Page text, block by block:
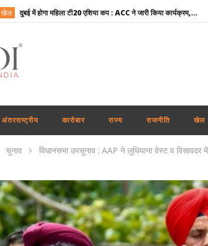
खेल दुबई में होगा महिला टी20 एशिया कप : ACC ने जारी किया कार्यक्रम, 5 सितम्बर को भारत-पाक की टक्कर
राजनीति
उत्तरप्रदेश
राष्ट्रीय अभिजीत दिपके ने लॉन्च किया नया अभियान ‘क्या बोलती पब्लिक’, बोले – शिक्षा कमाई का जरिया नहीं
अपराध रेप कांड : तहलका मैगज़ीन के पूर्व सम्पादक तरुण तेजपाल दोषी करार, बॉम्बे हाई कोर्ट ने सुनाई 10 साल की सजा
कारोबार
राष्ट्रीय ‘विकसित भारत’ विजन को आगे बढ़ाने में प्रादेशिक सेना का योगदान महत्वपूर्ण : राजनाथ सिंह
राष्ट्रीय मोदी कैबिनेट ने GOBARdhan योजना को दी मंजूरी : गोबर व जैविक कचरे से बनेगी स्वच्छ ऊर्जा
खेल दुबई में होगा महिला टी20 एशिया कप : ACC ने जारी किया कार्यक्रम, 5 सितम्बर को भारत-पाक की टक्कर
अंतरराष्ट्रीय कारोबार राज्य राजनीति खेल
चुनाव विधानसभा उपचुनाव : AAP ने लुधियाना वेस्ट व विसावदर